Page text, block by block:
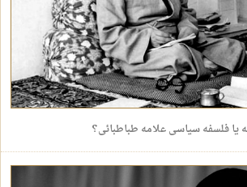
یا فلسفه سیاسی علامه طباطبائی؟